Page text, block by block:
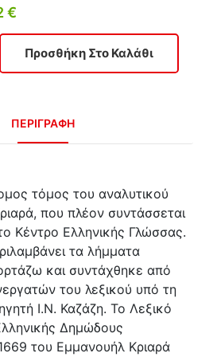
€
ΠΕΡΙΓΡΑΦΗ
τόμος του αναλυτικού
που πλέον συντάσσεται
Κέντρο Ελληνικής Γλώσσας.
τα λήμματα
και συντάχθηκε από
του λεξικού υπό τη
Ι.Ν. Καζάζη. Το Λεξικό
Δημώδους
του Eμμανουήλ Kριαρά